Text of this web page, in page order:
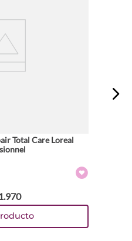
Total Care Loreal
.970